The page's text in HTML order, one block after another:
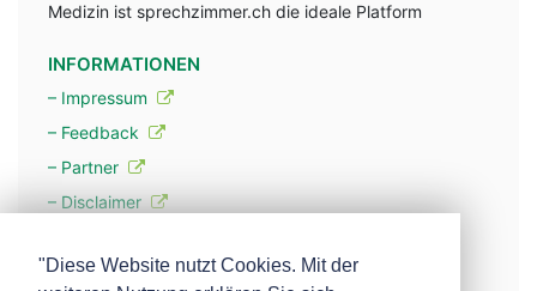
Medizin ist sprechzimmer.ch die ideale Platform
INFORMATIONEN
– Impressum
– Feedback
– Partner
– Disclaimer
"Diese Website nutzt Cookies. Mit der